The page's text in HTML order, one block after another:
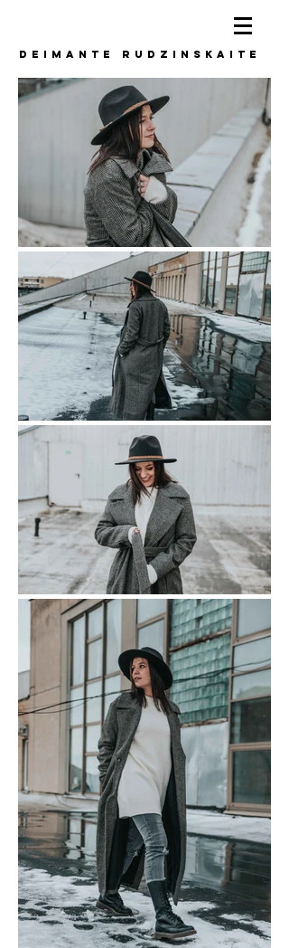
DEIMANTE RUDZINSKAITE